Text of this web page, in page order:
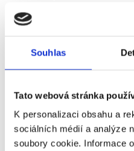
Souhlas
Tato webová stránka
K personalizaci obsahu a
sociálních médií a analýze
soubory cookie. Informace
funkce
parkování sklep
cena
49 000 Kč